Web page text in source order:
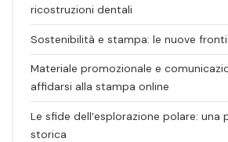
ricostruzioni dentali
Sostenibilità e stampa: le nuove
Materiale promozionale e
affidarsi alla stampa online
Le sfide dell’esplorazione polare: una
storica